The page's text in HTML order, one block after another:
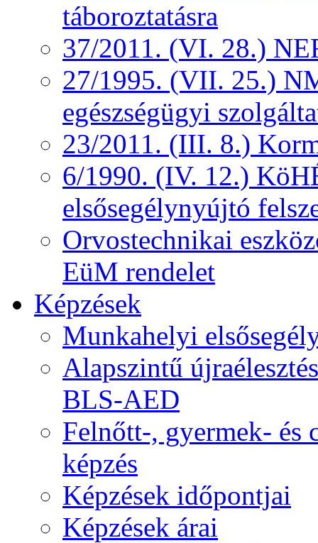
táboroztatásra
37/2011. (VI. 28.)
27/1995. (VII. 25.)
egészségügyi
23/2011. (III. 8.)
6/1990. (IV. 12.)
elsősegélynyújtó
Orvostechnikai
EüM rendelet
Képzések
Munkahelyi
Alapszintű
BLS-AED
Felnőtt-, gyermek- és
képzés
Képzések időpontjai
Képzések árai